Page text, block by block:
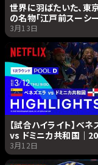
世界に羽ばたいた、東
の名物「江戸前スーシ
2026 ワールドベースボ
ラシック | Netflix
3月13日
【試合ハイライト】ベネ
vs ドミニカ共和国｜
ルドベースボールクラ
Netflix Japan
3月12日